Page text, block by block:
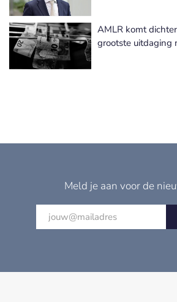
AMLR komt
grootste uitdaging
Meld je aan voor de